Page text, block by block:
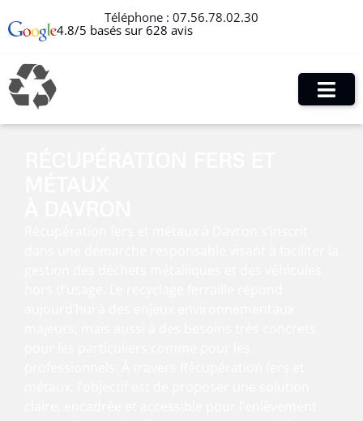
Téléphone : 07.56.78.02.30
4.8/5 basés sur 628 avis